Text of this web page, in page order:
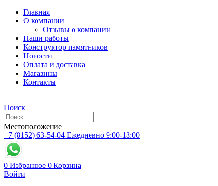
Главная
О компании
Отзывы о компании
Наши работы
Конструктор памятников
Новости
Оплата и доставка
Магазины
Контакты
Поиск
Местоположение
+7 (8152) 63-54-04 Ежедневно 9:00-18:00
0 Избранное 0 Корзина
Войти